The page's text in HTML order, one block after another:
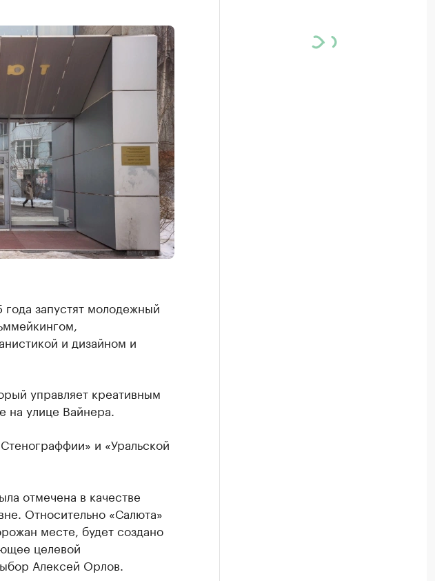
запустят молодежный
и дизайном и
управляет креативным
на улице Вайнера.
и «Уральской
отмечена в качестве
Относительно «Салюта»
месте, будет создано
целевой
Алексей Орлов.